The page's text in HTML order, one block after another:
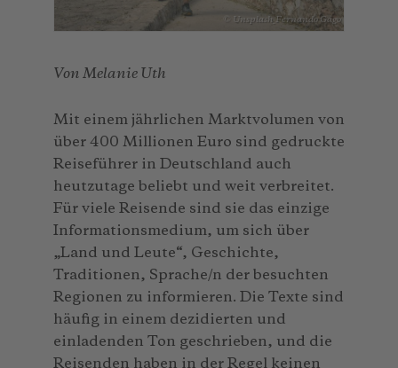
© Unsplash_Fernando Gago
Von Melanie Uth
Mit einem jährlichen Marktvolumen von
über 400 Millionen Euro sind gedruckte
Reiseführer in Deutschland auch
heutzutage beliebt und weit verbreitet.
Für viele Reisende sind sie das einzige
Informationsmedium, um sich über
„Land und Leute“, Geschichte,
Traditionen, Sprache/n der besuchten
Regionen zu informieren. Die Texte sind
häufig in einem dezidierten und
einladenden Ton geschrieben, und die
Reisenden haben in der Regel keinen